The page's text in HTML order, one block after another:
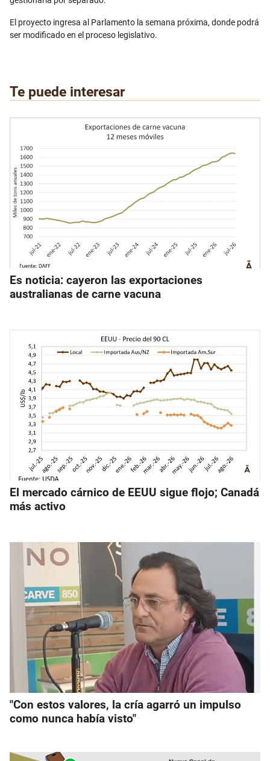
El proyecto ingresa al Parlamento la semana próxima, donde podrá
ser modificado en el proceso legislativo.
Te puede interesar
Es noticia: cayeron las exportaciones
australianas de carne vacuna
El mercado cárnico de EEUU sigue flojo; Canadá
más activo
"Con estos valores, la cría agarró un impulso
como nunca había visto"